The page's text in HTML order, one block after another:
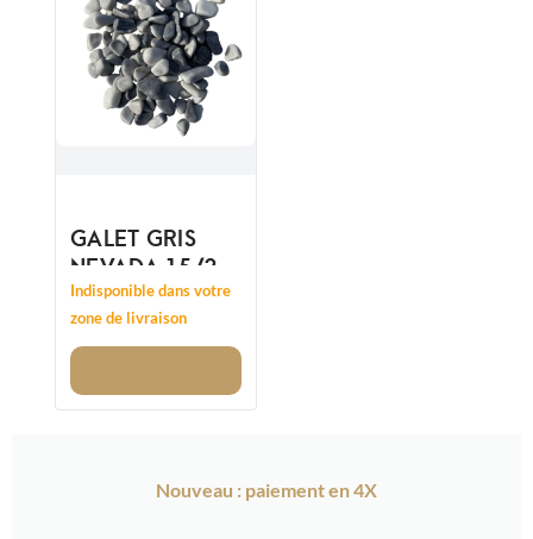
GALET GRIS
NEVADA 15/25
- REMPLACE
12/20MM
Indisponible dans votre
zone de livraison
Nouveau : paiement en 4X